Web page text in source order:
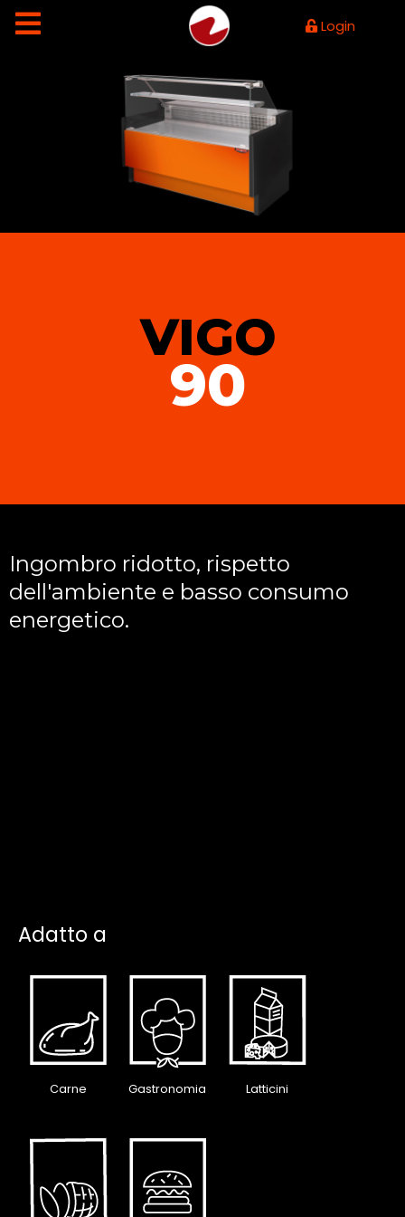
Login
VIGO
90
Ingombro ridotto, rispetto
dell'ambiente e basso consumo
energetico.
Adatto a
Carne Gastronomia Latticini